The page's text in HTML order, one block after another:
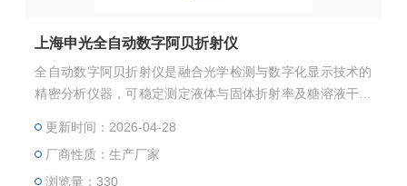
上海申光全自动数字阿贝折射仪
全自动数字阿贝折射仪是融合光学检测与数字化显示技术的
精密分析仪器，可稳定测定液体与固体折射率及糖溶液干固
场景，以稳定的测量表现、清晰的读数呈现与*的功能配置，
满足不同场景下的检测需求。仪器采用目视瞄准与背光液晶
显示结合的设计，支持温度修正与外接数据传输，搭配温度
更新时间：2026-04-28
厂商性质：生产厂家
浏览量：330